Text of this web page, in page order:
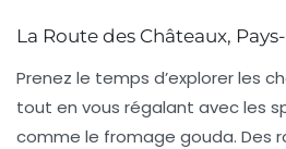
La Route des Châteaux,
Prenez le temps d’explorer les
tout en vous régalant avec les
comme le fromage gouda. Des